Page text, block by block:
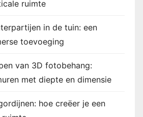
ruimte
in de tuin: een
toevoeging
van 3D fotobehang:
met diepte en dimensie
hoe creëer je een